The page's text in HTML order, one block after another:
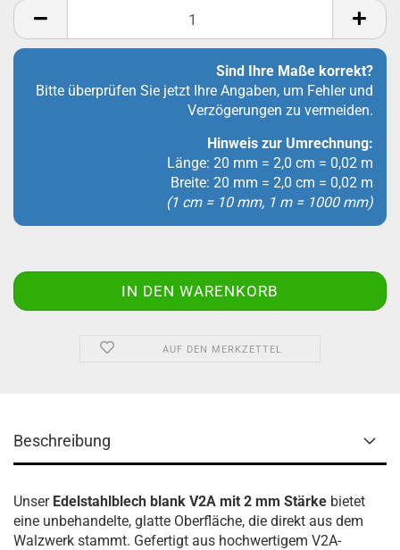
Sind Ihre Maße korrekt?
Bitte überprüfen Sie jetzt Ihre Angaben, um Fehler und
Verzögerungen zu vermeiden.
Hinweis zur Umrechnung:
Länge: 20 mm = 2,0 cm = 0,02 m
Breite: 20 mm = 2,0 cm = 0,02 m
(1 cm = 10 mm, 1 m = 1000 mm)
AUF DEN MERKZETTEL
Beschreibung
Unser Edelstahlblech blank V2A mit 2 mm Stärke bietet
eine unbehandelte, glatte Oberfläche, die direkt aus dem
Walzwerk stammt. Gefertigt aus hochwertigem V2A-